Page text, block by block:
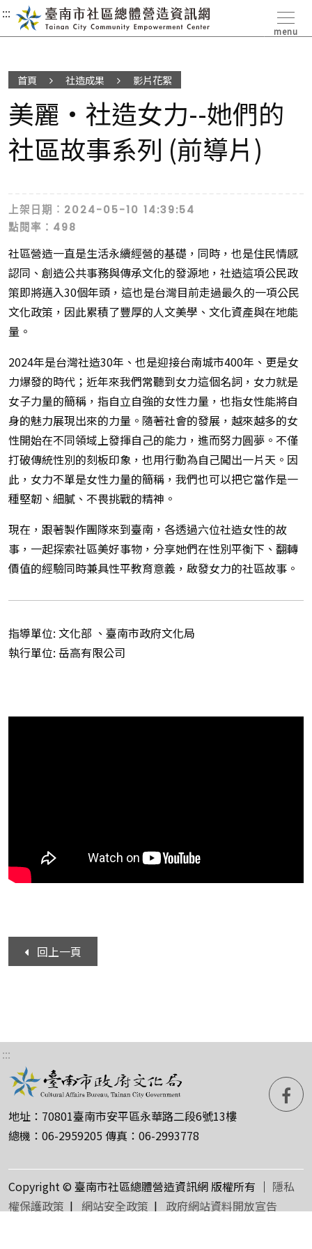
:::
menu
:::
:::
首頁 社造成果 影片花絮
美麗•社造女力--她們的
社區故事系列 (前導片)
上架日期︰2024-05-10 14:39:54
點閱率：498
社區營造一直是生活永續經營的基礎，同時，也是住民情感
認同、創造公共事務與傳承文化的發源地，社造這項公民政
策即將邁入30個年頭，這也是台灣目前走過最久的一項公民
文化政策，因此累積了豐厚的人文美學、文化資產與在地能
量。
2024年是台灣社造30年、也是迎接台南城市400年、更是女
力爆發的時代；近年來我們常聽到女力這個名詞，女力就是
女子力量的簡稱，指自立自強的女性力量，也指女性能將自
身的魅力展現出來的力量。隨著社會的發展，越來越多的女
性開始在不同領域上發揮自己的能力，進而努力圓夢。不僅
打破傳統性別的刻板印象，也用行動為自己闖出一片天。因
此，女力不單是女性力量的簡稱，我們也可以把它當作是一
種堅韌、細膩、不畏挑戰的精神。
現在，跟著製作團隊來到臺南，各透過六位社造女性的故
事，一起探索社區美好事物，分享她們在性別平衡下、翻轉
價值的經驗同時兼具性平教育意義，啟發女力的社區故事。
指導單位: 文化部 、臺南市政府文化局
執行單位: 岳高有限公司
回上一頁
:::
地址：70801臺南市安平區永華路二段6號13樓
總機：06-2959205 傳真：06-2993778
絲
團
Copyright © 臺南市社區總體營造資訊網 版權所有 ｜ 隱私
權保護政策 | 網站安全政策 | 政府網站資料開放宣告